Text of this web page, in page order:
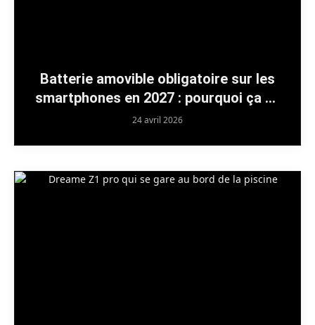
Batterie amovible obligatoire sur les
smartphones en 2027 : pourquoi ça ne
changera (presque) rien
24 avril 2026